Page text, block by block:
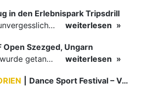
in den Erlebnispark Tripsdrill
Gemeinsam einen unvergesslichen Tag erleben
weiterlesen
Open Szezged, Ungarn
Auch international wurde getanzt in Ungarn am vergangenen Wochenende
weiterlesen
Dance Sport Festival – Volles Haus